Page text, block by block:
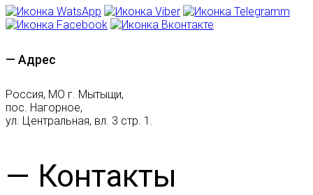
— Адрес
Россия, МО г. Мытыщи,
пос. Нагорное,
ул. Центральная, вл. 3 стр. 1.
— Контакты